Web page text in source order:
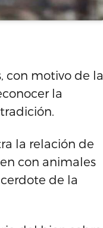
con motivo de la
la
la relación de
con animales
de la